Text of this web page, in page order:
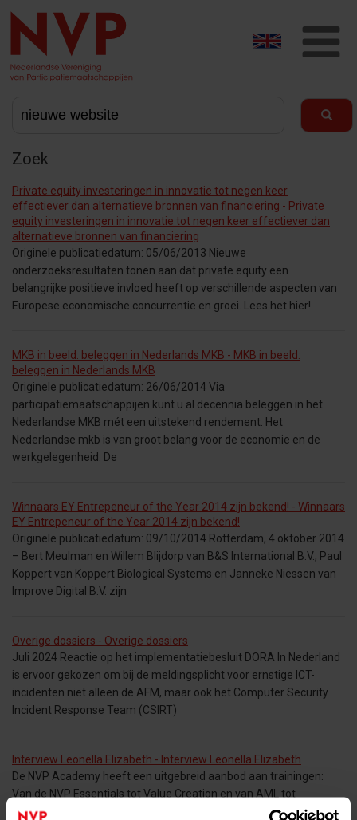
Zoek
Private equity investeringen in innovatie tot negen keer
effectiever dan alternatieve bronnen van financiering - Private
equity investeringen in innovatie tot negen keer effectiever dan
alternatieve bronnen van financiering
Originele publicatiedatum: 05/06/2013 Nieuwe
onderzoeksresultaten tonen aan dat private equity een
belangrijke positieve invloed heeft op verschillende aspecten van
Europese economische concurrentie en groei. Lees het hier!
MKB in beeld: beleggen in Nederlands MKB - MKB in beeld:
beleggen in Nederlands MKB
Originele publicatiedatum: 26/06/2014 Via
participatiemaatschappijen kunt u al decennia beleggen in het
Nederlandse MKB mét een uitstekend rendement. Het
Nederlandse mkb is van groot belang voor de economie en de
werkgelegenheid. De
Winnaars EY Entrepeneur of the Year 2014 zijn bekend! - Winnaars
EY Entrepeneur of the Year 2014 zijn bekend!
Originele publicatiedatum: 09/10/2014 Rotterdam, 4 oktober 2014
– Bert Meulman en Willem Blijdorp van B&S International B.V., Paul
Koppert van Koppert Biological Systems en Janneke Niessen van
Improve Digital B.V. zijn
Overige dossiers - Overige dossiers
Juli 2024 Reactie op het implementatiebesluit DORA In Nederland
is ervoor gekozen om bij de meldingsplicht voor ernstige ICT-
incidenten niet alleen de AFM, maar ook het Computer Security
Incident Response Team (CSIRT)
Interview Leonella Elizabeth - Interview Leonella Elizabeth
De NVP Academy heeft een uitgebreid aanbod aan trainingen:
Van de NVP Essentials tot Value Creation en van AML tot
Acquisitiefinanciering. Leonella Elizabeth, Business Controller bij